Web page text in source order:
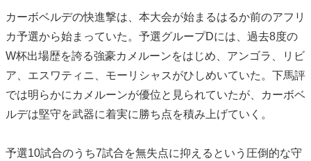
カーボベルデの快進撃は、本大会が始まるはるか前のアフリ
カ予選から始まっていた。予選グループDには、過去8度の
W杯出場歴を誇る強豪カメルーンをはじめ、アンゴラ、リビ
ア、エスワティニ、モーリシャスがひしめいていた。下馬評
では明らかにカメルーンが優位と見られていたが、カーボベ
ルデは堅守を武器に着実に勝ち点を積み上げていく。
予選10試合のうち7試合を無失点に抑えるという圧倒的な守